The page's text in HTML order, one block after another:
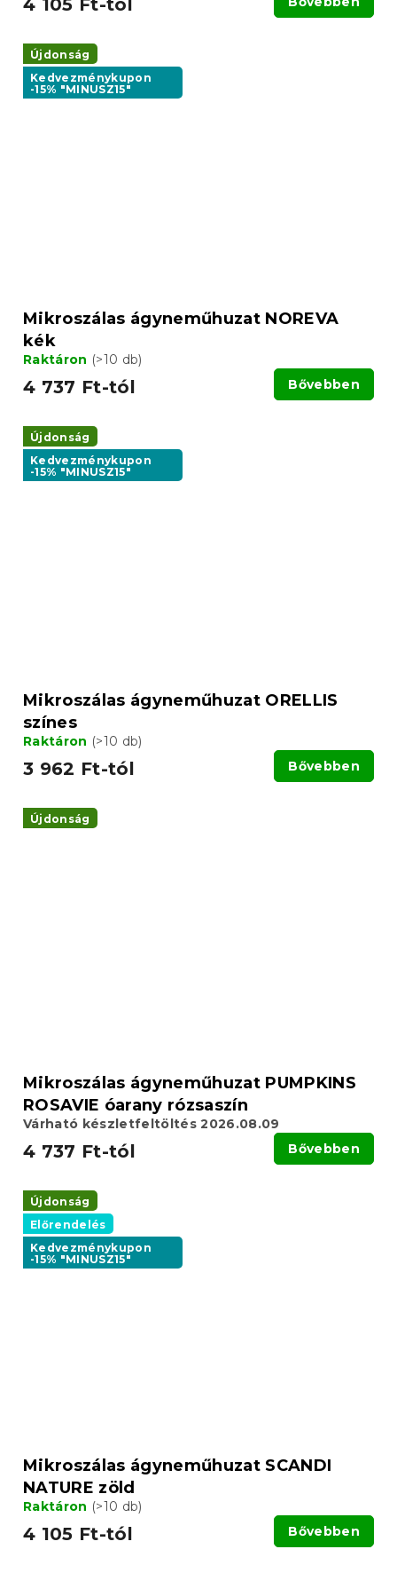
Újdonság
Kedvezménykupon
-15% "MINUSZ15"
Mikroszálas ágyneműhuzat NOREVA
kék
Raktáron (>10 db)
4 737 Ft-tól Bővebben
Újdonság
Kedvezménykupon
-15% "MINUSZ15"
Mikroszálas ágyneműhuzat ORELLIS
színes
Raktáron (>10 db)
3 962 Ft-tól Bővebben
Újdonság
Mikroszálas ágyneműhuzat PUMPKINS
ROSAVIE óarany rózsaszín
Várható készletfeltöltés 2026.08.09
4 737 Ft-tól Bővebben
Újdonság
Előrendelés
Kedvezménykupon
-15% "MINUSZ15"
Mikroszálas ágyneműhuzat SCANDI
NATURE zöld
Raktáron (>10 db)
4 105 Ft-tól Bővebben